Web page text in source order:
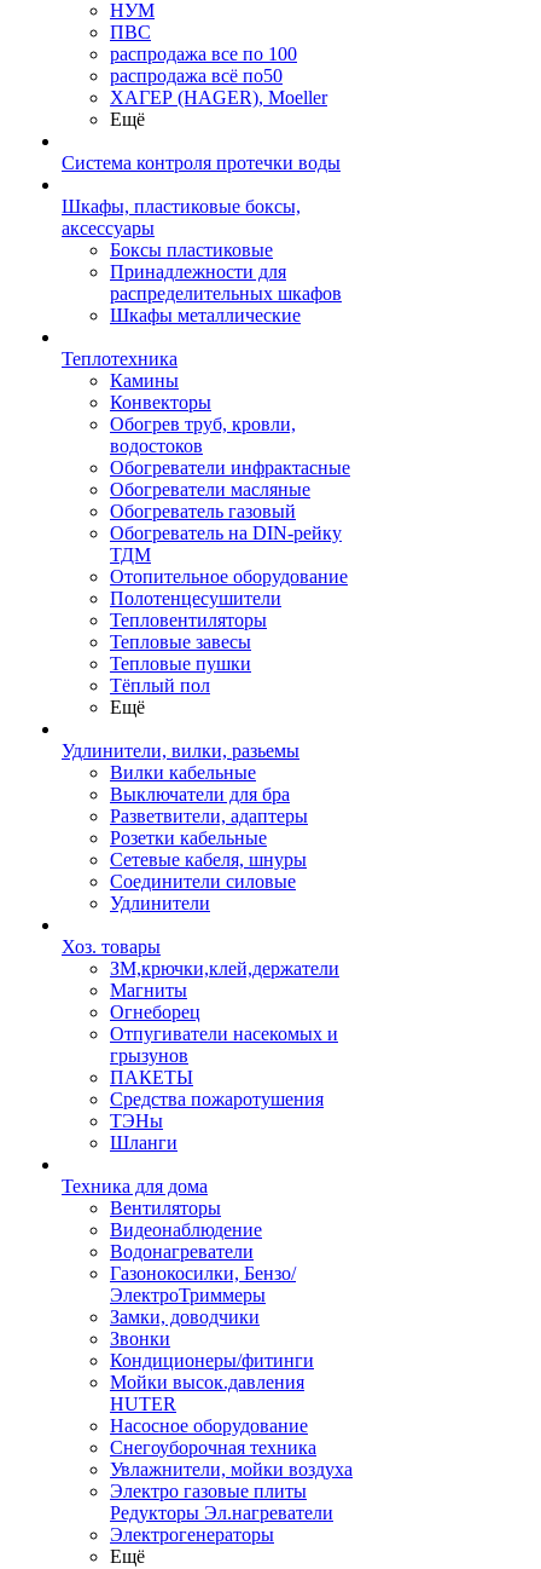
НУМ
ПВС
распродажа все по 100
распродажа всё по50
ХАГЕР (HAGER), Moeller
Ещё
Система контроля протечки воды
Шкафы, пластиковые боксы,
аксессуары
Боксы пластиковые
Принадлежности для
распределительных шкафов
Шкафы металлические
Теплотехника
Камины
Конвекторы
Обогрев труб, кровли,
водостоков
Обогреватели инфрактасные
Обогреватели масляные
Обогреватель газовый
Обогреватель на DIN-рейку
ТДМ
Отопительное оборудование
Полотенцесушители
Тепловентиляторы
Тепловые завесы
Тепловые пушки
Тёплый пол
Ещё
Удлинители, вилки, разьемы
Вилки кабельные
Выключатели для бра
Разветвители, адаптеры
Розетки кабельные
Сетевые кабеля, шнуры
Соединители силовые
Удлинители
Хоз. товары
ЗМ,крючки,клей,держатели
Магниты
Огнеборец
Отпугиватели насекомых и
грызунов
ПАКЕТЫ
Средства пожаротушения
ТЭНы
Шланги
Техника для дома
Вентиляторы
Видеонаблюдение
Водонагреватели
Газонокосилки, Бензо/
ЭлектроТриммеры
Замки, доводчики
Звонки
Кондиционеры/фитинги
Мойки высок.давления
HUTER
Насосное оборудование
Снегоуборочная техника
Увлажнители, мойки воздуха
Электро газовые плиты
Редукторы Эл.нагреватели
Электрогенераторы
Ещё